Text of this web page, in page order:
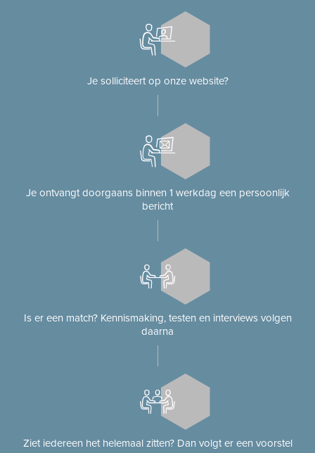
Je solliciteert op onze website?
Je ontvangt doorgaans binnen 1 werkdag een persoonlijk
bericht
Is er een match? Kennismaking, testen en interviews volgen
daarna
Ziet iedereen het helemaal zitten? Dan volgt er een voorstel